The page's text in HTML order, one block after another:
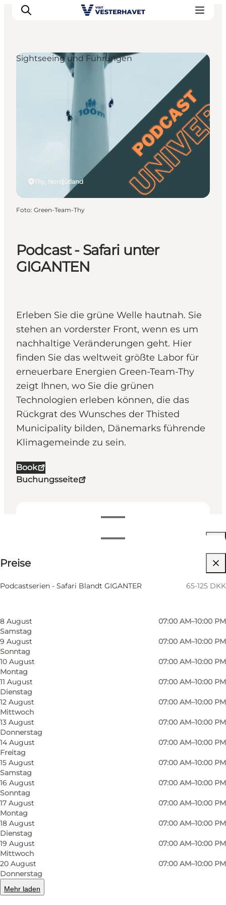
Unsere Städte
Essen & Übernachtung
Plane deine Reise
Podcast - Safari unter
GIGANTEN
Erleben Sie die grüne Welle hautnah. Sie
stehen an vorderster Front, wenn es um
nachhaltige Veränderungen geht. Hier
finden Sie das weltweit größte Labor für
erneuerbare Energien Green-Team-Thy
zeigt Ihnen, wo Sie die grünen
Technologien erleben können, die das
Rückgrat des Wunsches der Thisted
Municipality bilden, Dänemarks führende
Klimagemeinde zu sein.
Book
Buchungsseite
Öffnungszeiten anzeigen
Nach Monat filtern
6 August
Donnerstag
8 August
Samstag
07:00 AM–10:00 PM
9 August
Sonntag
07:00 AM–10:00 PM
10 August
Montag
07:00 AM–10:00 PM
11 August
Dienstag
07:00 AM–10:00 PM
12 August
Mittwoch
07:00 AM–10:00 PM
13 August
Donnerstag
07:00 AM–10:00 PM
14 August
Freitag
07:00 AM–10:00 PM
15 August
Samstag
07:00 AM–10:00 PM
16 August
Sonntag
07:00 AM–10:00 PM
17 August
Montag
07:00 AM–10:00 PM
18 August
Dienstag
07:00 AM–10:00 PM
19 August
Mittwoch
07:00 AM–10:00 PM
20 August
Donnerstag
07:00 AM–10:00 PM
Mehr laden
Preise
Podcastserien - Safari Blandt GIGANTER 65-125 DKK
Thy, Nordjütland
Sightseeing und Führungen
Foto: Green-Team-Thy
Foto: Thy Turistforening Foto:
️ Erlebe die gigantischen Windräder des
Testcenters Østerild auf einer unvergesslichen
Podcast-Safari! Wandere oder radle durch Thys